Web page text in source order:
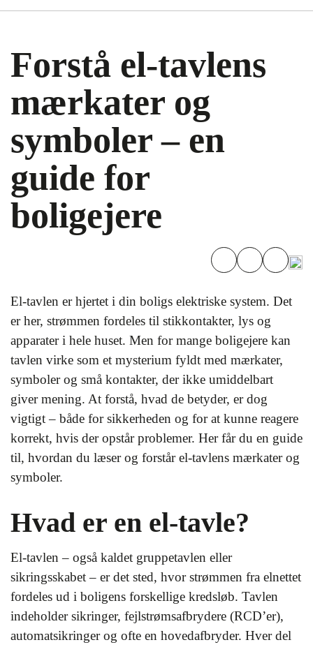
Forstå el-tavlens
mærkater og
symboler – en
guide for
boligejere
El-tavlen er hjertet i din boligs elektriske system. Det
er her, strømmen fordeles til stikkontakter, lys og
apparater i hele huset. Men for mange boligejere kan
tavlen virke som et mysterium fyldt med mærkater,
symboler og små kontakter, der ikke umiddelbart
giver mening. At forstå, hvad de betyder, er dog
vigtigt – både for sikkerheden og for at kunne reagere
korrekt, hvis der opstår problemer. Her får du en guide
til, hvordan du læser og forstår el-tavlens mærkater og
symboler.
Hvad er en el-tavle?
El-tavlen – også kaldet gruppetavlen eller
sikringsskabet – er det sted, hvor strømmen fra elnettet
fordeles ud i boligens forskellige kredsløb. Tavlen
indeholder sikringer, fejlstrømsafbrydere (RCD’er),
automatsikringer og ofte en hovedafbryder. Hver del